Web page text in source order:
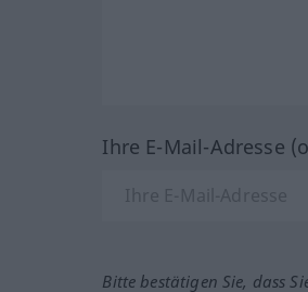
Ihre E-Mail-Adresse
Bitte bestätigen Sie, dass